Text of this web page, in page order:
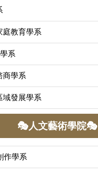
庭教育學系
系
商學系
域發展學系
🎭人文藝術學院🎭
作學系